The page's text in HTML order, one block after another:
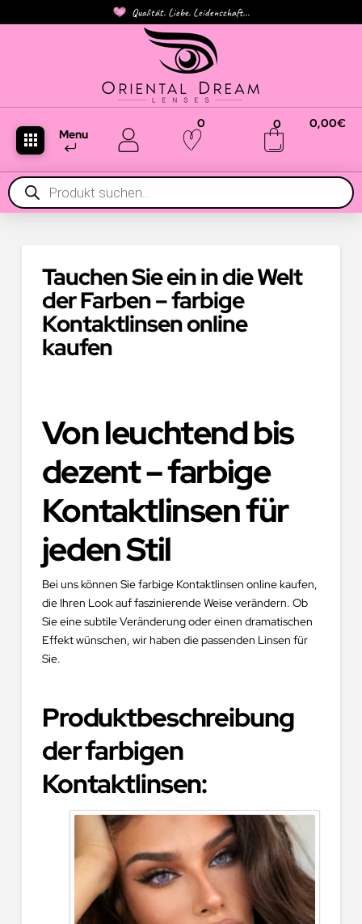
Qualität. Liebe. Leidenschaft...
Menu
0 0 0,00€
Products
search
Tauchen Sie ein in die Welt
der Farben – farbige
Kontaktlinsen online
kaufen
Von leuchtend bis
dezent – farbige
Kontaktlinsen für
jeden Stil
Bei uns können Sie farbige Kontaktlinsen online kaufen,
die Ihren Look auf faszinierende Weise verändern. Ob
Sie eine subtile Veränderung oder einen dramatischen
Effekt wünschen, wir haben die passenden Linsen für
Sie.
Produktbeschreibung
der farbigen
Kontaktlinsen: